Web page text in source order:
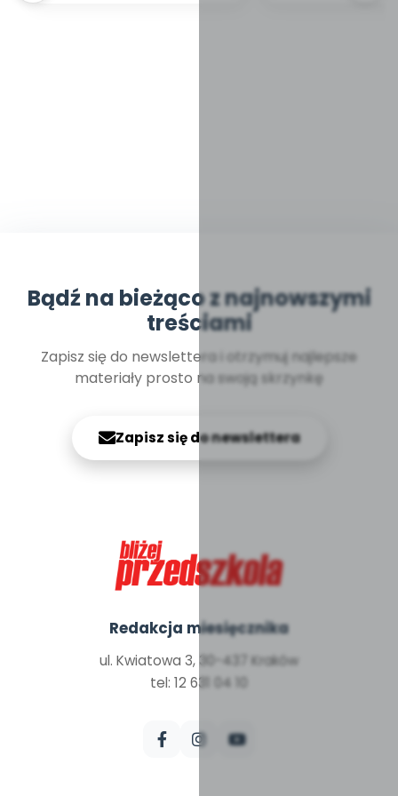
Bądź na bieżąco z najnowszymi
treściami
Zapisz się do newslettera i otrzymuj najlepsze
materiały prosto na swoją skrzynkę
Zapisz się do newslettera
Redakcja miesięcznika
ul. Kwiatowa 3, 30-437 Kraków
tel: 12 631 04 10